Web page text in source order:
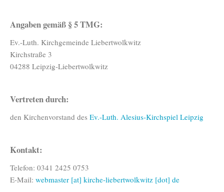
Angaben gemäß § 5 TMG:
Ev.-Luth. Kirchgemeinde Liebertwolkwitz
Kirchstraße 3
04288 Leipzig-Liebertwolkwitz
Vertreten durch:
den Kirchenvorstand des Ev.-Luth. Alesius-Kirchspiel Leipzig
Kontakt:
Telefon: 0341 2425 0753
E-Mail: webmaster [at] kirche-liebertwolkwitz [dot] de